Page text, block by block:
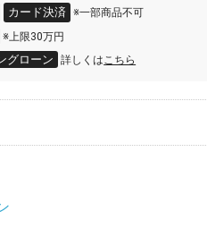
カード決済 ※一部商品不可
※上限30万円
グローン 詳しくはこちら